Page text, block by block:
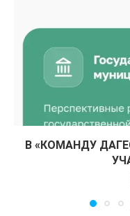
В «КОМАНДУ